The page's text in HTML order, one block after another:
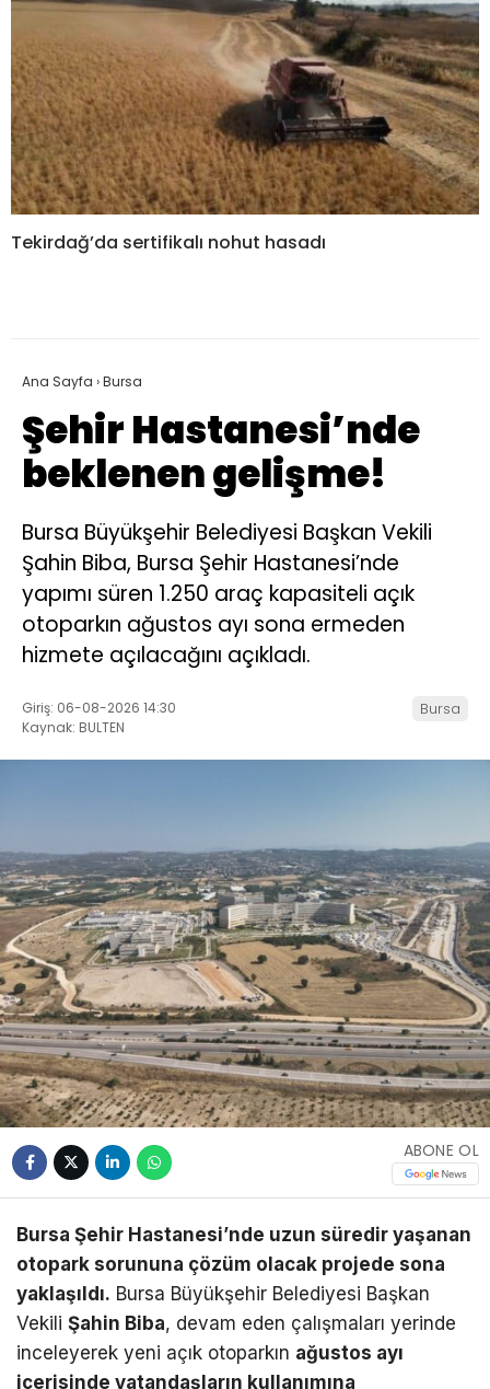
Tekirdağ’da sertifikalı nohut hasadı
Ana Sayfa ›Bursa
Şehir Hastanesi’nde
beklenen gelişme!
Bursa Büyükşehir Belediyesi Başkan Vekili
Şahin Biba, Bursa Şehir Hastanesi’nde
yapımı süren 1.250 araç kapasiteli açık
otoparkın ağustos ayı sona ermeden
hizmete açılacağını açıkladı.
Giriş: 06-08-2026 14:30
Kaynak: BULTEN
Bursa
ABONE OL
Bursa Şehir Hastanesi’nde uzun süredir yaşanan
otopark sorununa çözüm olacak projede sona
yaklaşıldı. Bursa Büyükşehir Belediyesi Başkan
Vekili Şahin Biba, devam eden çalışmaları yerinde
inceleyerek yeni açık otoparkın ağustos ayı
içerisinde vatandaşların kullanımına